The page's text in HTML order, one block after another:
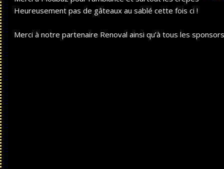
Heureusement pas de gâteaux au sablé cette fois ci !
Merci à notre partenaire Renoval ainsi qu’à tous les